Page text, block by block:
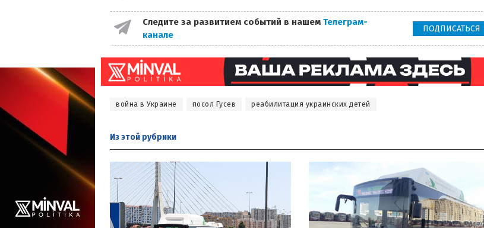
Следите за развитием событий в нашем Телеграм-
канале
ПОДПИСАТЬСЯ
война в Украине посол Гусев реабилитация украинских детей
Из этой рубрики